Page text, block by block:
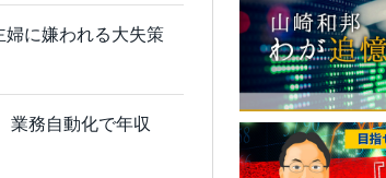
婦に嫌われる大失策
業務自動化で年収